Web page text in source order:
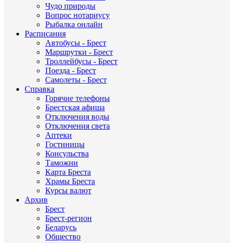
Чудо природы
Вопрос нотариусу
Рыбалка онлайн
Расписания
Автобусы - Брест
Маршрутки - Брест
Троллейбусы - Брест
Поезда - Брест
Самолеты - Брест
Справка
Горячие телефоны
Брестская афиша
Отключения воды
Отключения света
Аптеки
Гостиницы
Консульства
Таможни
Карта Бреста
Храмы Бреста
Курсы валют
Архив
Брест
Брест-регион
Беларусь
Общество